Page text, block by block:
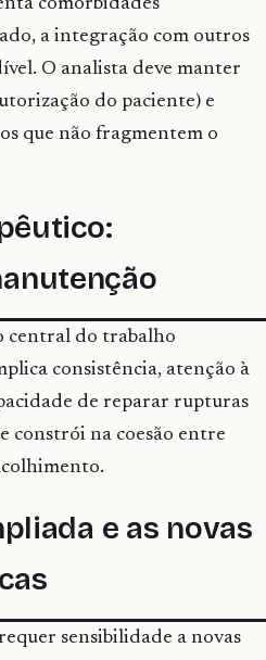
comorbidades
a integração com outros
O analista deve manter
do paciente) e
que não fragmentem o
central do trabalho
consistência, atenção à
de reparar rupturas
constrói na coesão entre
e as novas
sensibilidade a novas